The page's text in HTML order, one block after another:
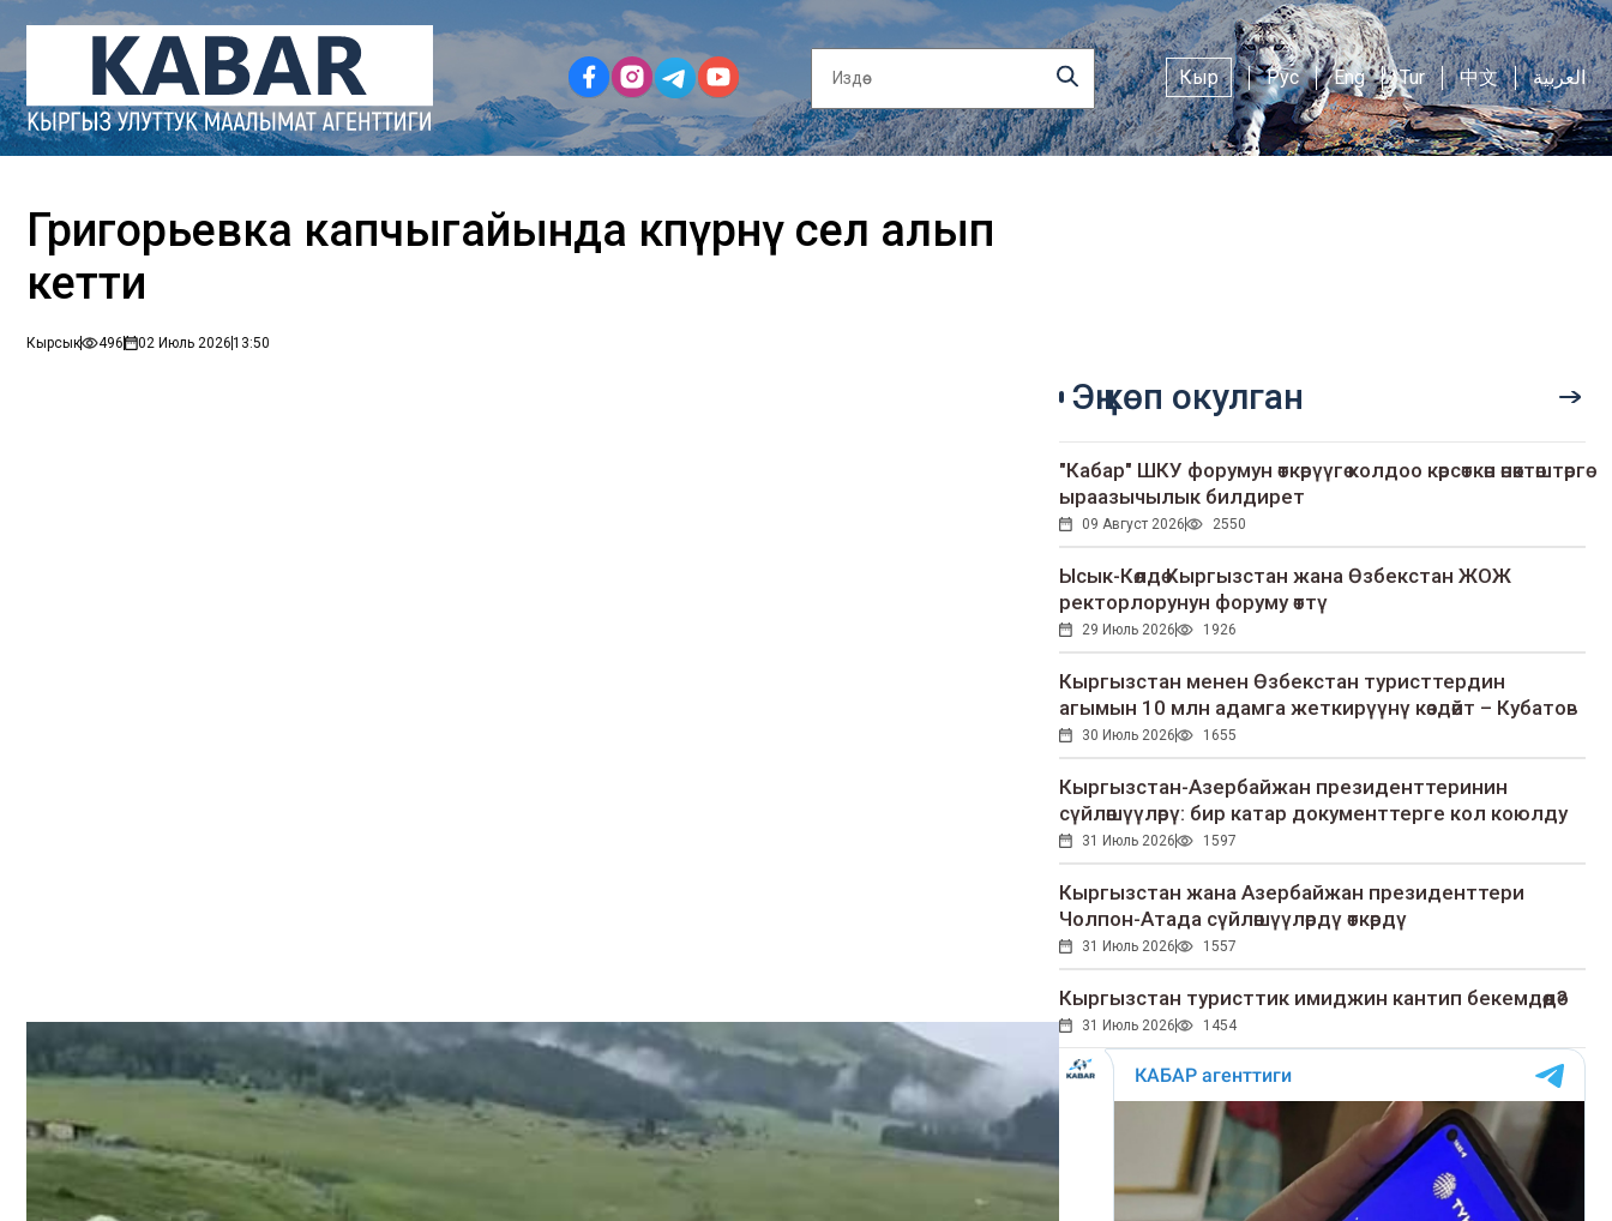
Кыр Рус Eng Tur 中文 العربية
Григорьевка капчыгайында көпүрөнү сел алып
кетти
Кырсык 496 02 Июль 202613:50
Эң көп окулган
"Кабар" ШКУ форумун өткөрүүгө колдоо көрсөткөн өнөктөштөргө
ыраазычылык билдирет
09 Август 2026 2550
Ысык-Көлдө Кыргызстан жана Өзбекстан ЖОЖ
ректорлорунун форуму өттү
29 Июль 2026 1926
Кыргызстан менен Өзбекстан туристтердин
агымын 10 млн адамга жеткирүүнү көздөйт – Кубатов
30 Июль 2026 1655
Кыргызстан-Азербайжан президенттеринин
сүйлөшүүлөрү: бир катар документтерге кол коюлду
31 Июль 2026 1597
Кыргызстан жана Азербайжан президенттери
Чолпон-Атада сүйлөшүүлөрдү өткөрдү
31 Июль 2026 1557
Кыргызстан туристтик имиджин кантип бекемдөөдө?
31 Июль 2026 1454